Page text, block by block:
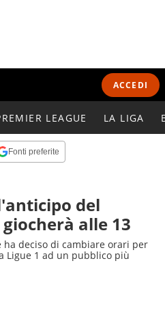
ACCEDI
LEAGUE LA LIGA
Fonti preferite
del
alle 13
deciso di cambiare orari per
Ligue 1 ad un pubblico più